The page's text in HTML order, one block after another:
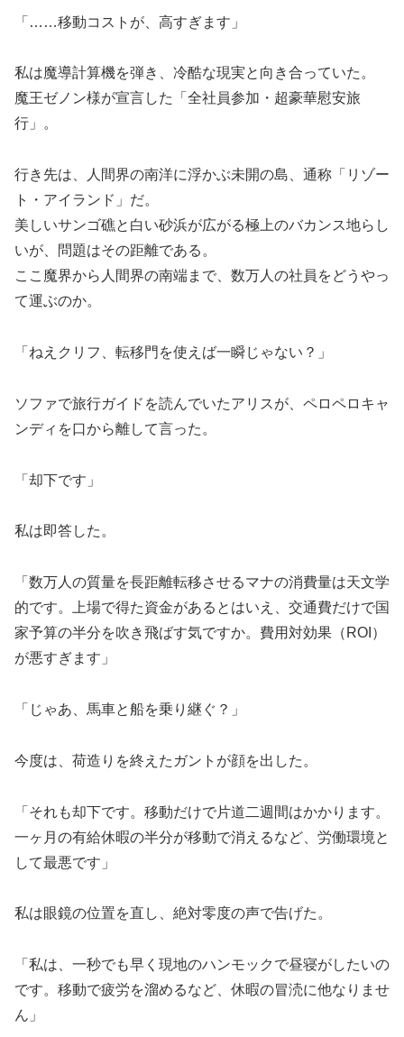
「……移動コストが、高すぎます」
私は魔導計算機を弾き、冷酷な現実と向き合っていた。
魔王ゼノン様が宣言した「全社員参加・超豪華慰安旅
行」。
行き先は、人間界の南洋に浮かぶ未開の島、通称「リゾー
ト・アイランド」だ。
美しいサンゴ礁と白い砂浜が広がる極上のバカンス地らし
いが、問題はその距離である。
ここ魔界から人間界の南端まで、数万人の社員をどうやっ
て運ぶのか。
「ねえクリフ、転移門を使えば一瞬じゃない？」
ソファで旅行ガイドを読んでいたアリスが、ペロペロキャ
ンディを口から離して言った。
「却下です」
私は即答した。
「数万人の質量を長距離転移させるマナの消費量は天文学
的です。上場で得た資金があるとはいえ、交通費だけで国
家予算の半分を吹き飛ばす気ですか。費用対効果（ROI）
が悪すぎます」
「じゃあ、馬車と船を乗り継ぐ？」
今度は、荷造りを終えたガントが顔を出した。
「それも却下です。移動だけで片道二週間はかかります。
一ヶ月の有給休暇の半分が移動で消えるなど、労働環境と
して最悪です」
私は眼鏡の位置を直し、絶対零度の声で告げた。
「私は、一秒でも早く現地のハンモックで昼寝がしたいの
です。移動で疲労を溜めるなど、休暇の冒涜に他なりませ
ん」